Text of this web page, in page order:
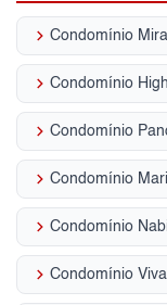
keyboard_arrow_right Condomínio
keyboard_arrow_right Condomínio
keyboard_arrow_right Condomínio
keyboard_arrow_right
keyboard_arrow_right
keyboard_arrow_right Condomínio